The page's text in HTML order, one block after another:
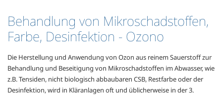
Behandlung von Mikroschadstoffen,
Farbe, Desinfektion - Ozono
Die Herstellung und Anwendung von Ozon aus reinem Sauerstoff zur
Behandlung und Beseitigung von Mikroschadstoffen im Abwasser, wie
z.B. Tensiden, nicht biologisch abbaubaren CSB, Restfarbe oder der
Desinfektion, wird in Kläranlagen oft und üblicherweise in der 3.